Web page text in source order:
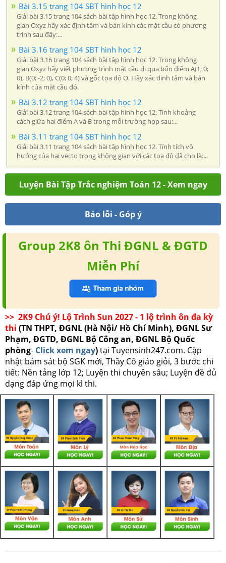
Bài 3.15 trang 104 SBT hình học 12
Giải bài 3.15 trang 104 sách bài tập hình học 12. Trong không
gian Oxyz hãy xác định tâm và bán kính các mặt cầu có phương
trình sau đây:...
Bài 3.16 trang 104 SBT hình học 12
Giải bài 3.16 trang 104 sách bài tập hình học 12. Trong không
gian Oxyz hãy viết phương trình mặt cầu đi qua bốn điểm A(1; 0;
0), B(0; -2; 0), C(0; 0; 4) và gốc tọa độ O. Hãy xác định tâm và bán
kính của mặt cầu đó.
Bài 3.12 trang 104 SBT hình học 12
Giải bài 3.12 trang 104 sách bài tập hình học 12. Tính khoảng
cách giữa hai điểm A và B trong mỗi trường hợp sau:...
Bài 3.11 trang 104 SBT hình học 12
Giải bài 3.11 trang 104 sách bài tập hình học 12. Tính tích vô
hướng của hai vecto trong không gian với các tọa độ đã cho là:...
Luyện Bài Tập Trắc nghiệm Toán 12 - Xem ngay
Báo lỗi - Góp ý
Group 2K8 ôn Thi ĐGNL & ĐGTD
Miễn Phí
>> 2K9 Chú ý! Lộ Trình Sun 2027 - 1 lộ trình ôn đa kỳ
thi (TN THPT, ĐGNL (Hà Nội/ Hồ Chí Minh), ĐGNL Sư
Phạm, ĐGTD, ĐGNL Bộ Công an, ĐGNL Bộ Quốc
phòng- Click xem ngay)tại Tuyensinh247.com. Cập
nhật bám sát bộ SGK mới, Thầy Cô giáo giỏi, 3 bước chi
tiết: Nền tảng lớp 12; Luyện thi chuyên sâu; Luyện đề đủ
dạng đáp ứng mọi kì thi.